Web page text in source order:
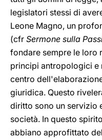
legislatori stessi di
Leone Magno, un
(cfr Sermone sulla
fondare sempre le loro
principi antropologici e
centro
giuridica. Questo
diritto sono un servizio
società. In questo
abbiano approfittato